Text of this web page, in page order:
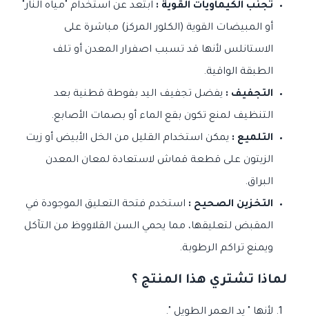
تجنب الكيماويات القوية : ابتعد عن استخدام "مياه النار"
أو المبيضات القوية (الكلور المركز) مباشرة على
الاستانلس لأنها قد تسبب اصفرار المعدن أو تلف
الطبقة الواقية.
التجفيف : يفضل تجفيف اليد بفوطة قطنية بعد
التنظيف لمنع تكون بقع الماء أو بصمات الأصابع.
التلميع : يمكن استخدام القليل من الخل الأبيض أو زيت
الزيتون على قطعة قماش لاستعادة لمعان المعدن
البراق.
التخزين الصحيح : استخدم فتحة التعليق الموجودة في
المقبض لتعليقها، مما يحمي السن القلاووظ من التآكل
ويمنع تراكم الرطوبة.
لماذا تشتري هذا المنتج ؟
لأنها " يد العمر الطويل ".